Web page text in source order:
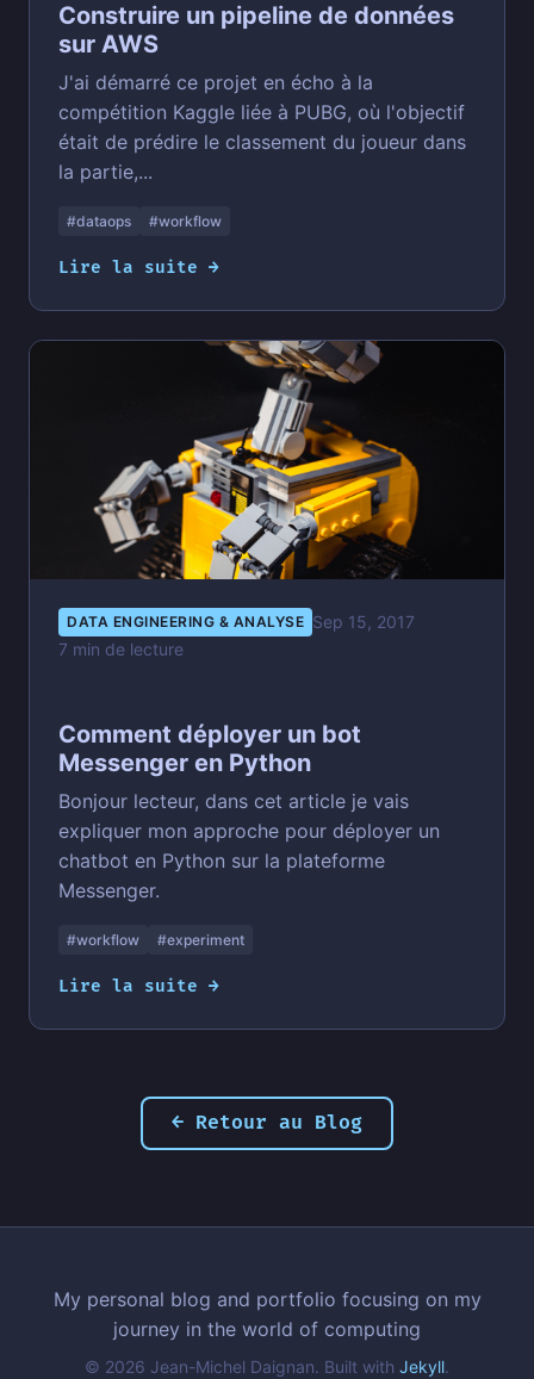
Construire un pipeline de données
sur AWS
J'ai démarré ce projet en écho à la
compétition Kaggle liée à PUBG, où l'objectif
était de prédire le classement du joueur dans
la partie,...
#dataops #workflow
Lire la suite →
DATA ENGINEERING & ANALYSE Sep 15, 2017
7 min de lecture
Comment déployer un bot
Messenger en Python
Bonjour lecteur, dans cet article je vais
expliquer mon approche pour déployer un
chatbot en Python sur la plateforme
Messenger.
#workflow #experiment
Lire la suite →
← Retour au Blog
My personal blog and portfolio focusing on my
journey in the world of computing
© 2026 Jean-Michel Daignan. Built with Jekyll.